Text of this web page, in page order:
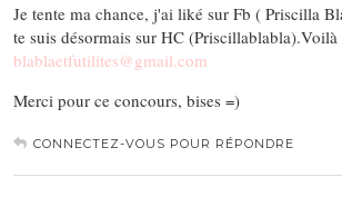
Je tente ma chance, j'ai liké sur Fb ( Priscilla
te suis désormais sur HC
blablaetfutilites@gmail.com
Merci pour ce concours, bises =)
CONNECTEZ-VOUS POUR RÉPONDRE